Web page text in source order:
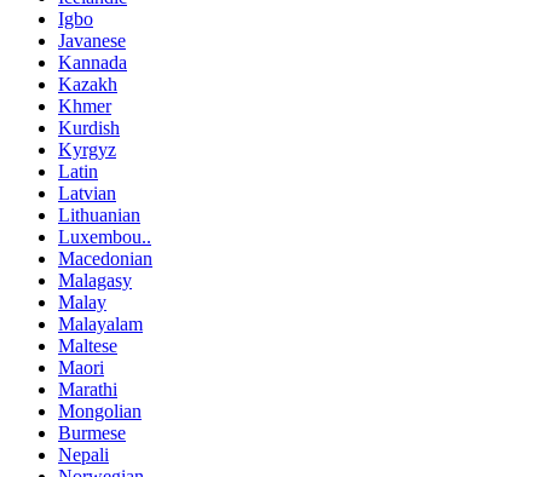
Igbo
Javanese
Kannada
Kazakh
Khmer
Kurdish
Kyrgyz
Latin
Latvian
Lithuanian
Luxembou..
Macedonian
Malagasy
Malay
Malayalam
Maltese
Maori
Marathi
Mongolian
Burmese
Nepali